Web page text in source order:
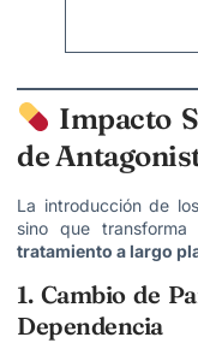
Impacto
de
La introducción de
sino que
tratamiento a largo
1. Cambio de
Dependencia